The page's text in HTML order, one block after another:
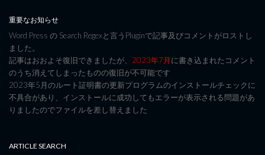
重要なお知らせ
Word Press の Search Regexと言うPluginで記事及びコメントがロストし
ました。
記事はおおよそ復旧できましたが、 2023年7月に書き込まれたコメント
のうち消えてしまったものの復旧が不可能です
2023年5月のルート証明書の更新プログラムのインストールチェックに
不具合があり、インストールに成功してもエラーが表示される問題があ
りましたのでファイルを差し替えました
ARTICLE SEARCH